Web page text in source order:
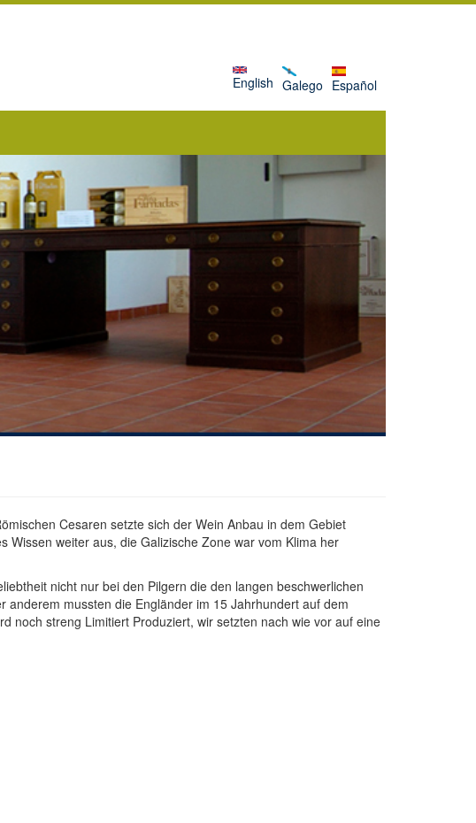
English Galego Español
Cesaren setzte sich der Wein Anbau in dem Gebiet
Wissen weiter aus, die Galizische Zone war vom Klima her
nicht nur bei den Pilgern die den langen beschwerlichen
anderem mussten die Engländer im 15 Jahrhundert auf dem
noch streng Limitiert Produziert, wir setzten nach wie vor auf eine